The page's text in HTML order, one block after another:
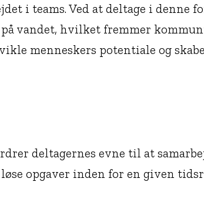
i teams. Ved at deltage i denne
vandet, hvilket fremmer
menneskers potentiale og
deltagernes evne til at
opgaver inden for en given